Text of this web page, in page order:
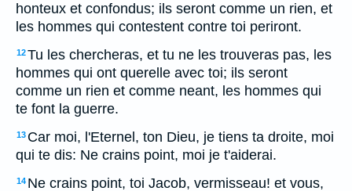
honteux et confondus; ils seront comme un rien, et
les hommes qui contestent contre toi periront.
12Tu les chercheras, et tu ne les trouveras pas, les
hommes qui ont querelle avec toi; ils seront
comme un rien et comme neant, les hommes qui
te font la guerre.
13 Car moi, l'Eternel, ton Dieu, je tiens ta droite, moi
qui te dis: Ne crains point, moi je t'aiderai.
14 Ne crains point, toi Jacob, vermisseau! et vous,